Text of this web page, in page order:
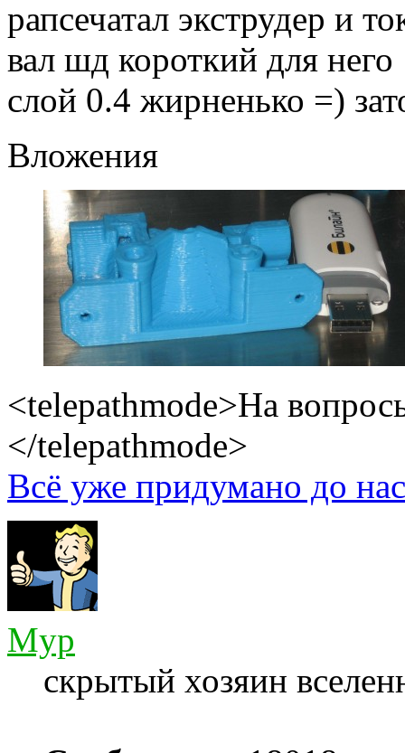
рапсечатал экструдер и
вал шд короткий для него
слой 0.4 жирненько =)
Вложения
<telepathmode>На
</telepathmode>
Всё уже придумано до
Myp
скрытый хозяин